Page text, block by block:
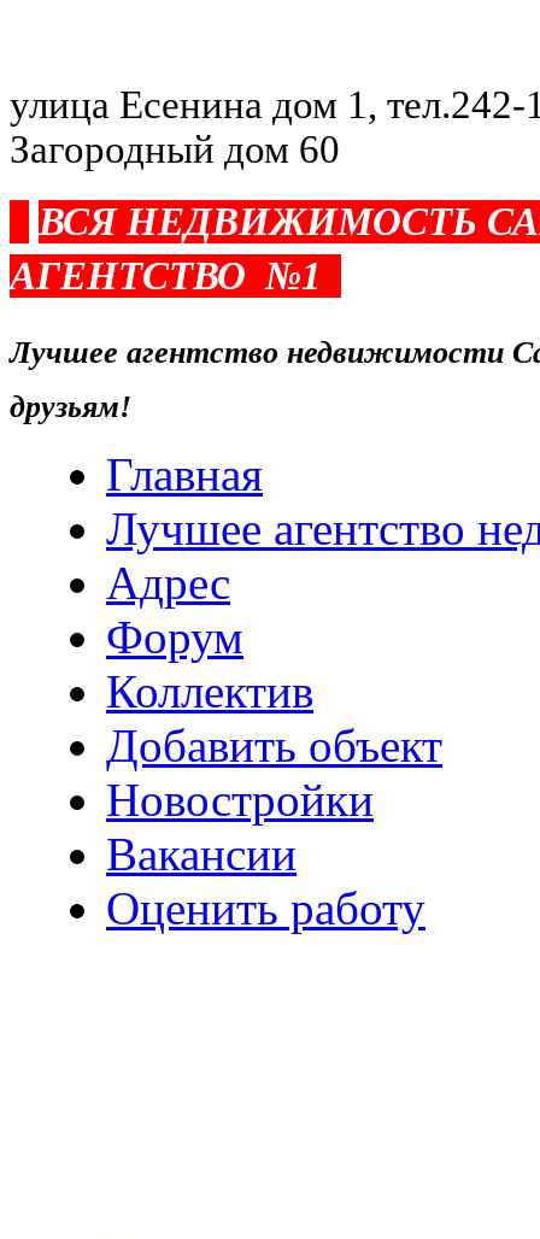
улица Есенина дом 1,
Загородный дом 60
ВСЯ НЕДВИЖИМОСТЬ
АГЕНТСТВО №1
Лучшее агентство недвижимости
друзьям!
Главная
Лучшее агентство
Адрес
Форум
Коллектив
Добавить объект
Новостройки
Вакансии
Оценить работу